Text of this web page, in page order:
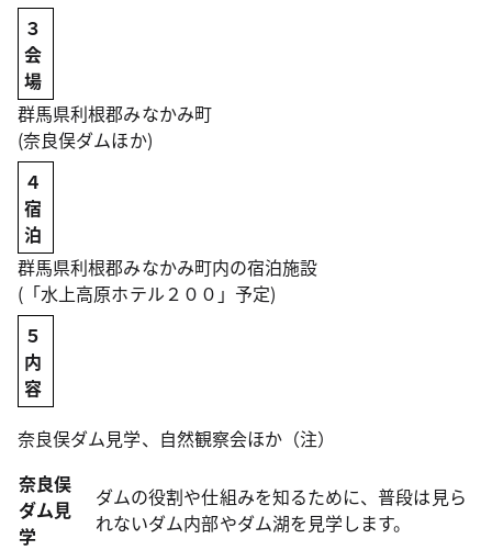
３
会
場
群馬県利根郡みなかみ町
(奈良俣ダムほか)
４
宿
泊
群馬県利根郡みなかみ町内の宿泊施設
(「水上高原ホテル２００」予定)
５
内
容
奈良俣ダム見学、自然観察会ほか（注）
奈良俣
ダム見
学
ダムの役割や仕組みを知るために、普段は見ら
れないダム内部やダム湖を見学します。